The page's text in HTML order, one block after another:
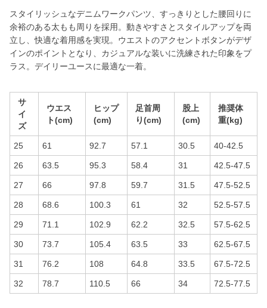
スタイリッシュなデニムワークパンツ、すっきりとした腰回りに
余裕のある太もも周りを採用。動きやすさとスタイルアップを両
立し、快適な着用感を実現。ウエストのアクセントボタンがデザ
インのポイントとなり、カジュアルな装いに洗練された印象をプ
ラス。デイリーユースに最適な一着。
サ
イ
ズ
ウエス
ト(cm)
ヒップ
(cm)
足首周
り(cm)
股上
(cm)
推奨体
重(kg)
25 61 92.7 57.1 30.5 40-42.5
26 63.5 95.3 58.4 31 42.5-47.5
27 66 97.8 59.7 31.5 47.5-52.5
28 68.6 100.3 61 32 52.5-57.5
29 71.1 102.9 62.2 32.5 57.5-62.5
30 73.7 105.4 63.5 33 62.5-67.5
31 76.2 108 64.8 33.5 67.5-72.5
32 78.7 110.5 66 34 72.5-77.5